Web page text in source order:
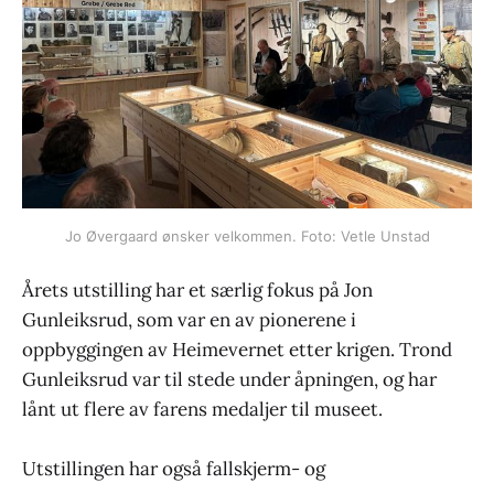
Jo Øvergaard ønsker velkommen. Foto: Vetle Unstad
Årets utstilling har et særlig fokus på Jon
Gunleiksrud, som var en av pionerene i
oppbyggingen av Heimevernet etter krigen. Trond
Gunleiksrud var til stede under åpningen, og har
lånt ut flere av farens medaljer til museet.
Utstillingen har også fallskjerm- og